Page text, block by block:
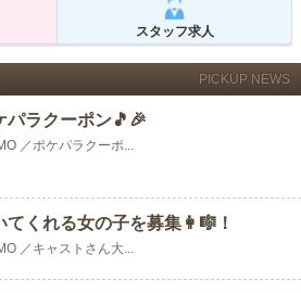
スタッフ求人
PICKUP NEWS
パラクーポン🎵🎉
／ポケパラクーポ...
てくれる女の子を募集👩🎼！
／キャストさん大...